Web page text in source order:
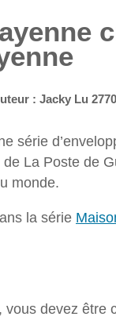
: Jacky Lu
série
La Poste de
monde.
la série
devez être